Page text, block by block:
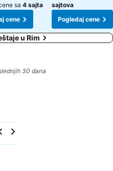
sa 4 sajta
cene
sajtova
Pogledaj cene
u Rim
30 dana